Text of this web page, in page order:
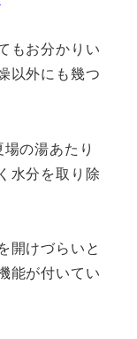
もお分かりい
以外にも幾つ
の湯あたり
水分を取り除
開けづらいと
能が付いてい